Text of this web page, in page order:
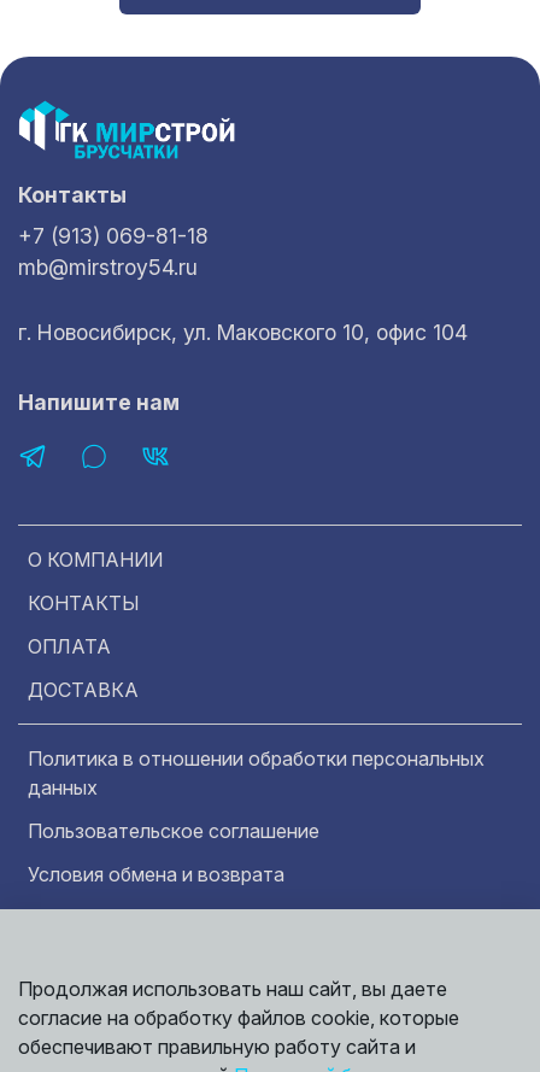
О КОМПАНИИ
КОНТАКТЫ
ОПЛАТА
ДОСТАВКА
Политика в отношении обработки персональных
данных
Пользовательское соглашение
Условия обмена и возврата
Контакты
+7 (913) 069-81-18
mb@mirstroy54.ru
г. Новосибирск, ул. Маковского 10, офис 104
Напишите нам
Информация представленная на сайте
носит исключительно ознакомительный
характер и ни при каких условиях не может
считаться публичной офертой. Точные
Продолжая использовать наш сайт, вы даете
согласие на обработку файлов cookie, которые
обеспечивают правильную работу сайта и